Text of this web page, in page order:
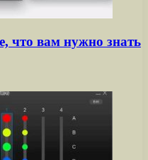
что вам нужно знать